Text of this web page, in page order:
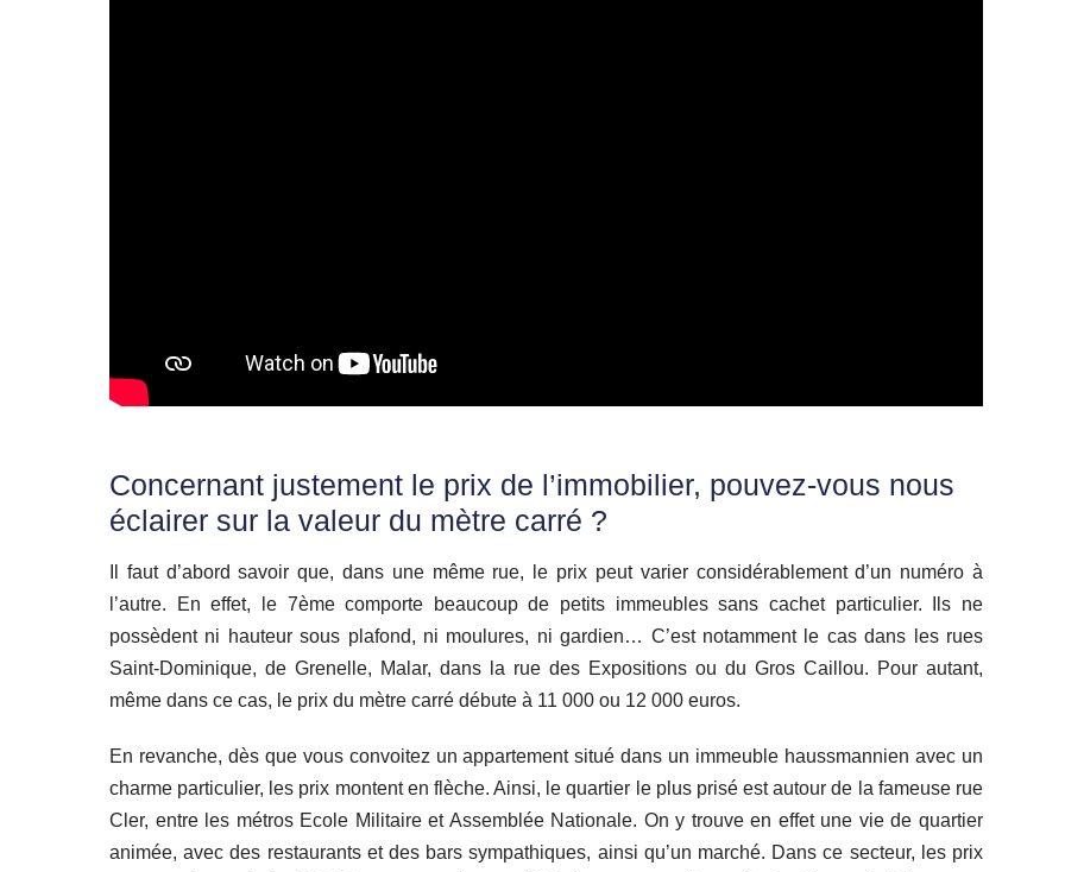
Concernant justement le prix de l’immobilier, pouvez-vous nous
éclairer sur la valeur du mètre carré ?
Il faut d’abord savoir que, dans une même rue, le prix peut varier considérablement d’un numéro à
l’autre. En effet, le 7ème comporte beaucoup de petits immeubles sans cachet particulier. Ils ne
possèdent ni hauteur sous plafond, ni moulures, ni gardien… C’est notamment le cas dans les rues
Saint-Dominique, de Grenelle, Malar, dans la rue des Expositions ou du Gros Caillou. Pour autant,
même dans ce cas, le prix du mètre carré débute à 11 000 ou 12 000 euros.
En revanche, dès que vous convoitez un appartement situé dans un immeuble haussmannien avec un
charme particulier, les prix montent en flèche. Ainsi, le quartier le plus prisé est autour de la fameuse rue
Cler, entre les métros Ecole Militaire et Assemblée Nationale. On y trouve en effet une vie de quartier
animée, avec des restaurants et des bars sympathiques, ainsi qu’un marché. Dans ce secteur, les prix